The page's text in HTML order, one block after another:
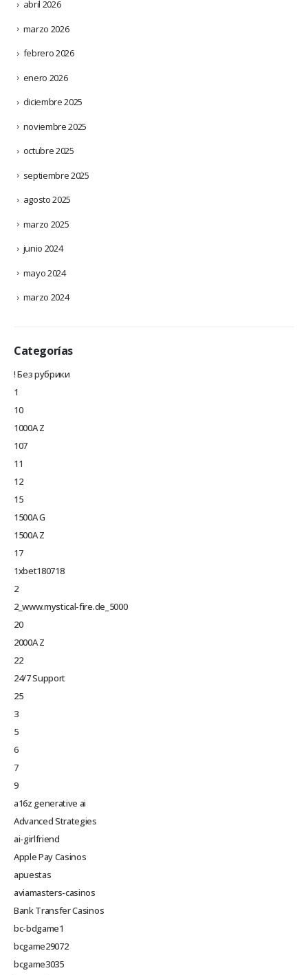
abril 2026
marzo 2026
febrero 2026
enero 2026
diciembre 2025
noviembre 2025
octubre 2025
septiembre 2025
agosto 2025
marzo 2025
junio 2024
mayo 2024
marzo 2024
Categorías
! Без рубрики
1
10
1000A Z
107
11
12
15
1500A G
1500A Z
17
1xbet180718
2
2_www.mystical-fire.de_5000
20
2000A Z
22
24/7 Support
25
3
5
6
7
9
a16z generative ai
Advanced Strategies
ai-girlfriend
Apple Pay Casinos
apuestas
aviamasters-casinos
Bank Transfer Casinos
bc-bdgame1
bcgame29072
bcgame3035